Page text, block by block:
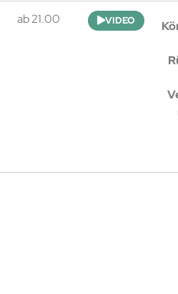
ab 21.00 VIDEO